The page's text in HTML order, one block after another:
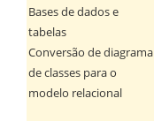
Bases de dados e
tabelas
Conversão de diagrama
de classes para o
modelo relacional